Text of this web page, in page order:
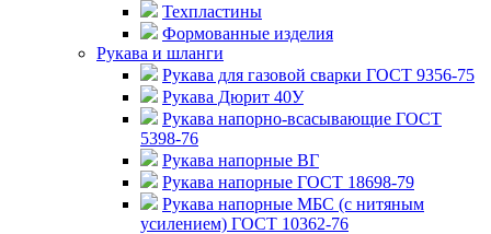
Техпластины
Формованные изделия
Рукава и шланги
Рукава для газовой сварки ГОСТ 9356-75
Рукава Дюрит 40У
Рукава напорно-всасывающие ГОСТ
5398-76
Рукава напорные ВГ
Рукава напорные ГОСТ 18698-79
Рукава напорные МБС (с нитяным
усилением) ГОСТ 10362-76